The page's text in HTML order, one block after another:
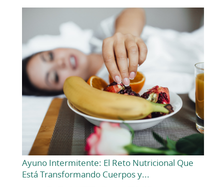
Ayuno Intermitente: El Reto Nutricional Que
Está Transformando Cuerpos y...